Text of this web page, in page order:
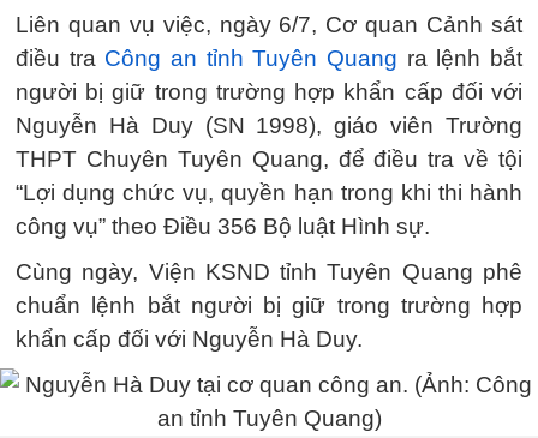
Liên quan vụ việc, ngày 6/7, Cơ quan Cảnh sát
điều tra Công an tỉnh Tuyên Quang ra lệnh bắt
người bị giữ trong trường hợp khẩn cấp đối với
Nguyễn Hà Duy (SN 1998), giáo viên Trường
THPT Chuyên Tuyên Quang, để điều tra về tội
“Lợi dụng chức vụ, quyền hạn trong khi thi hành
công vụ” theo Điều 356 Bộ luật Hình sự.
Cùng ngày, Viện KSND tỉnh Tuyên Quang phê
chuẩn lệnh bắt người bị giữ trong trường hợp
khẩn cấp đối với Nguyễn Hà Duy.